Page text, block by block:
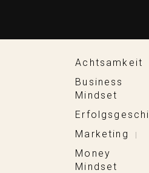
Achtsamkeit
Business
Mindset
Marketing |
Money
Mindset